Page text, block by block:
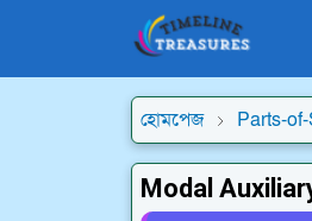
হোমপেজ Parts-
Modal